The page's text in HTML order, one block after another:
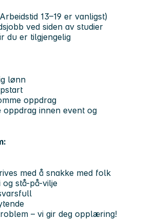
13–19 er vanligst)
ved siden av studier
du er tilgjengelig
lønn
oppdrag
innen event og
med å snakke med folk
og stå-på-vilje
– vi gir deg opplæring!